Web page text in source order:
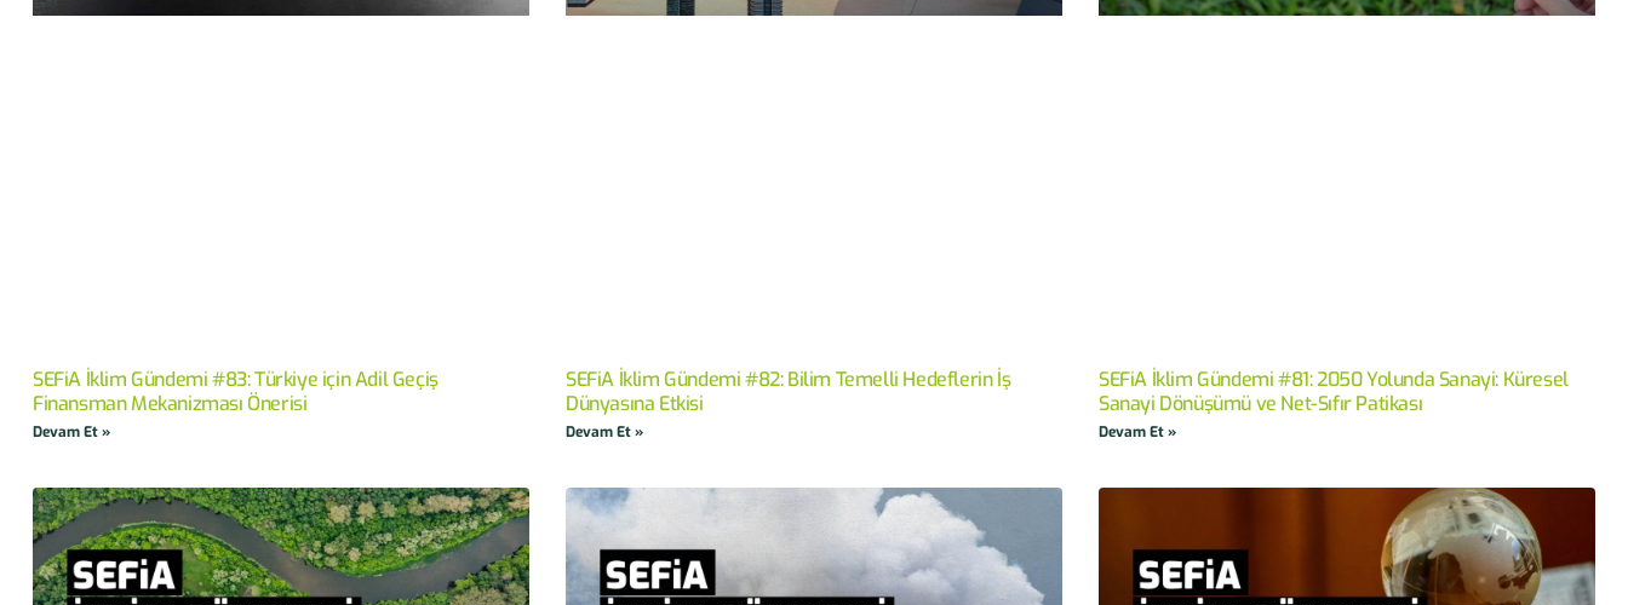
SEFiA İklim Gündemi #83: Türkiye için Adil Geçiş
Finansman Mekanizması Önerisi
Devam Et »
SEFiA İklim Gündemi #82: Bilim Temelli Hedeflerin İş
Dünyasına Etkisi
Devam Et »
SEFiA İklim Gündemi #81: 2050 Yolunda Sanayi: Küresel
Sanayi Dönüşümü ve Net-Sıfır Patikası
Devam Et »